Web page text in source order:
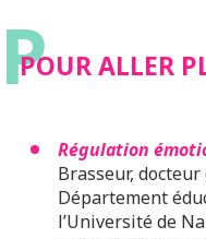
P
POUR ALLER
Régulation
Brasseur,
Département
l’Université de